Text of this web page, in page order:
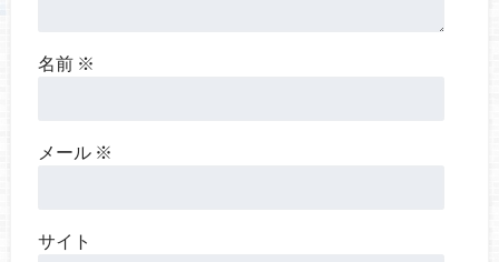
名前 ※
メール ※
サイト